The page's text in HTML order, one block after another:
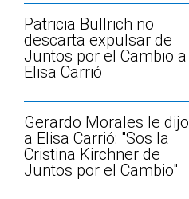
Patricia Bullrich no
descarta expulsar de
Juntos por el Cambio a
Elisa Carrió
Gerardo Morales le dijo
a Elisa Carrió: "Sos la
Cristina Kirchner de
Juntos por el Cambio"